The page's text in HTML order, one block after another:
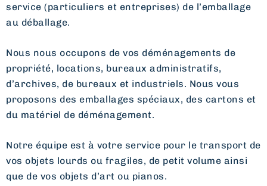
service (particuliers et entreprises) de l’emballage
au déballage.
Nous nous occupons de vos déménagements de
propriété, locations, bureaux administratifs,
d’archives, de bureaux et industriels. Nous vous
proposons des emballages spéciaux, des cartons et
du matériel de déménagement.
Notre équipe est à votre service pour le transport de
vos objets lourds ou fragiles, de petit volume ainsi
que de vos objets d’art ou pianos.